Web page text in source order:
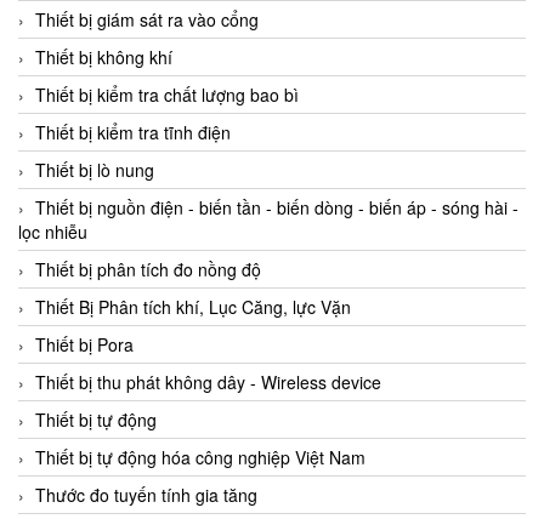
Thiết bị giám sát ra vào cổng
Thiết bị không khí
Thiết bị kiểm tra chất lượng bao bì
Thiết bị kiểm tra tĩnh điện
Thiết bị lò nung
Thiết bị nguồn điện - biến tần - biến dòng - biến áp - sóng hài -
lọc nhiễu
Thiết bị phân tích đo nồng độ
Thiết Bị Phân tích khí, Lục Căng, lực Vặn
Thiết bị Pora
Thiết bị thu phát không dây - Wireless device
Thiết bị tự động
Thiết bị tự động hóa công nghiệp Việt Nam
Thước đo tuyến tính gia tăng